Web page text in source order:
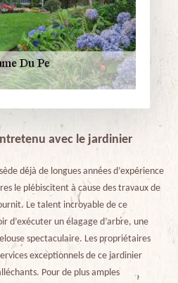
avec le jardinier
déjà de longues années d’expérience
le plébiscitent à cause des travaux de
Le talent incroyable de ce
d’exécuter un élagage d’arbre, une
spectaculaire. Les propriétaires
exceptionnels de ce jardinier
Pour de plus amples